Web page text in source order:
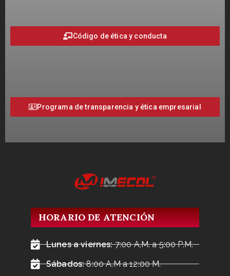
Código de ética y conducta
Programa de transparencia y ética empresarial
HORARIO DE ATENCIÓN
Lunes a viernes:7:00 A.M. a 5:00 P.M.
Sábados:8:00 A.M a 12:00 M.